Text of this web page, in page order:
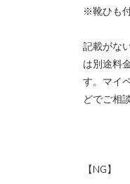
※靴ひも
記載がな
は別途料
す。マイ
どでご相
【NG】